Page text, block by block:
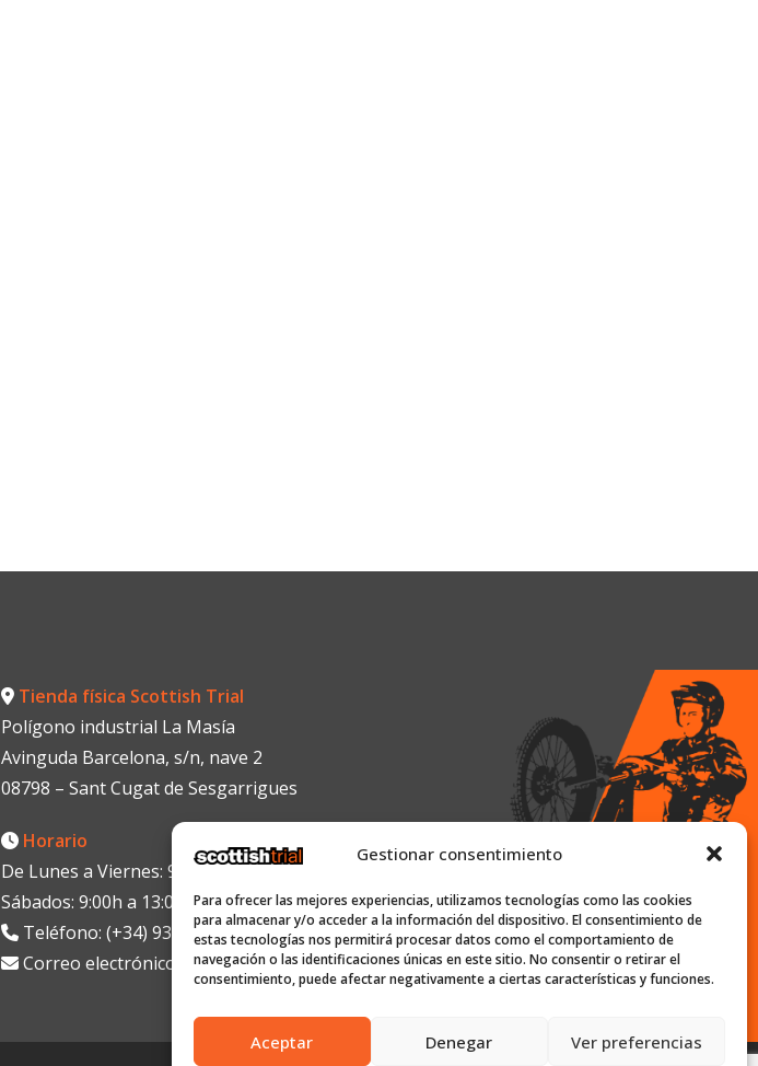
Gestionar consentimiento
Para ofrecer las mejores experiencias, utilizamos tecnologías como las cookies
para almacenar y/o acceder a la información del dispositivo. El consentimiento de
estas tecnologías nos permitirá procesar datos como el comportamiento de
navegación o las identificaciones únicas en este sitio. No consentir o retirar el
consentimiento, puede afectar negativamente a ciertas características y funciones.
Aceptar Denegar Ver preferencias
Tienda física Scottish Trial
Polígono industrial La Masía
Avinguda Barcelona, s/n, nave 2
08798 – Sant Cugat de Sesgarrigues
Horario
De Lunes a Viernes: 9:00h a 13:00h y de 16:00h a 19:30h
Sábados: 9:00h a 13:00h
Teléfono: (+34) 938199330
Correo electrónico:
info@scottish-trial.com